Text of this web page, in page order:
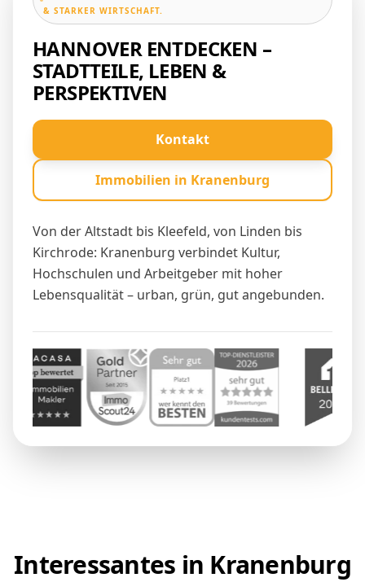
& STARKER WIRTSCHAFT.
HANNOVER ENTDECKEN –
STADTTEILE, LEBEN &
PERSPEKTIVEN
Von der Altstadt bis Kleefeld, von Linden bis
Kirchrode: Kranenburg verbindet Kultur,
Hochschulen und Arbeitgeber mit hoher
Lebensqualität – urban, grün, gut angebunden.
Kontakt
Immobilien in Kranenburg
Interessantes in Kranenburg